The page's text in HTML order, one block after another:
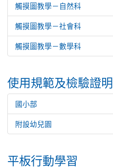
觸摸圖教學－自然科
觸摸圖教學－社會科
觸摸圖教學－數學科
使用規範及檢驗證明
國小部
附設幼兒園
平板行動學習